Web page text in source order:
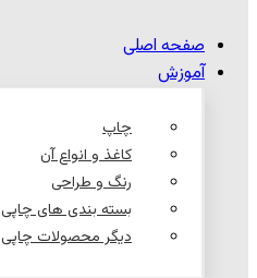
صفحه اصلی
آموزش
چاپ
کاغذ و انواع آن
رنگ و طراحی
بسته بندی های چاپی
دیگر محصولات چاپی